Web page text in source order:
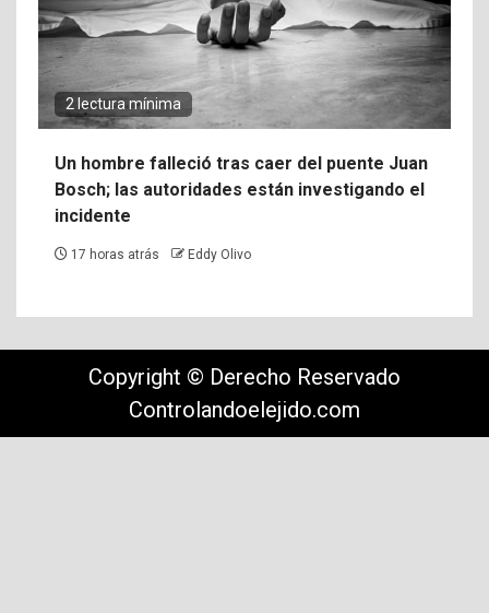
2 lectura mínima
Un hombre falleció tras caer del puente Juan
Bosch; las autoridades están investigando el
incidente
17 horas atrás Eddy Olivo
Copyright © Derecho Reservado
Controlandoelejido.com